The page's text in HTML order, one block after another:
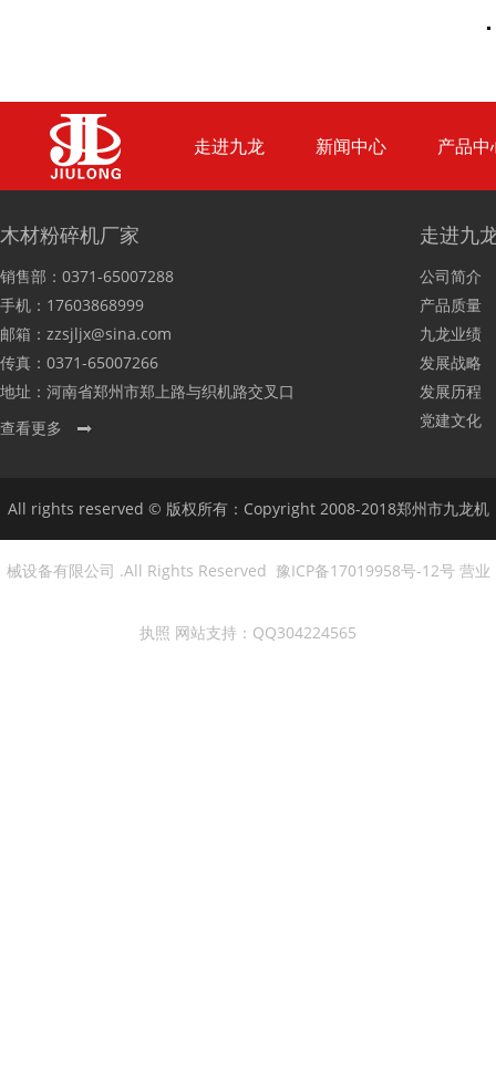
走进九龙 新闻中心 产品中
木材粉碎机厂家
销售部：0371-65007288
手机：17603868999
邮箱：zzsjljx@sina.com
传真：0371-65007266
地址：河南省郑州市郑上路与织机路交叉口
查看更多
走进九
公司简介
产品质量
九龙业绩
发展战略
发展历程
党建文化
All rights reserved © 版权所有：Copyright 2008-2018郑州市九龙机
械设备有限公司 .All Rights Reserved 豫ICP备17019958号-12号 营业
执照 网站支持：QQ304224565